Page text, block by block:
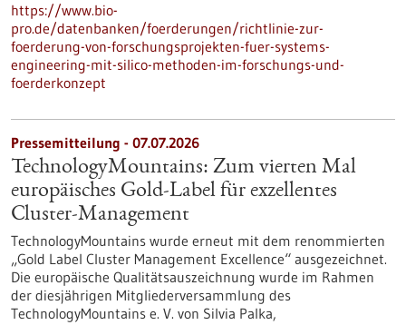
https://www.bio-
pro.de/datenbanken/foerderungen/richtlinie-zur-
foerderung-von-forschungsprojekten-fuer-systems-
engineering-mit-silico-methoden-im-forschungs-und-
foerderkonzept
Pressemitteilung - 07.07.2026
TechnologyMountains: Zum vierten Mal
europäisches Gold-Label für exzellentes
Cluster-Management
TechnologyMountains wurde erneut mit dem renommierten
„Gold Label Cluster Management Excellence“ ausgezeichnet.
Die europäische Qualitätsauszeichnung wurde im Rahmen
der diesjährigen Mitgliederversammlung des
TechnologyMountains e. V. von Silvia Palka,